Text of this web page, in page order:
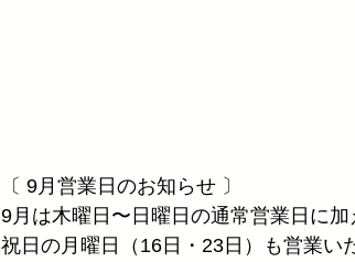
〔 9月営業日のお知らせ 〕
9月は木曜日〜日曜日の通常営業日に加
祝日の月曜日（16日・23日）
も営業い